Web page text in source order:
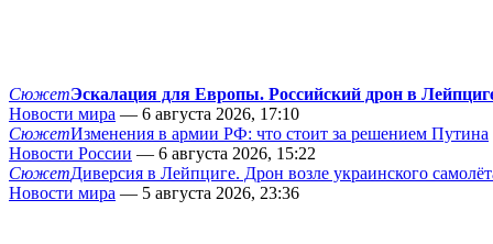
СюжетЭскалация для Европы. Российский дрон в
Новости мира — 6 августа 2026, 17:10
СюжетИзменения в армии РФ: что стоит за решением Путина
Новости России — 6 августа 2026, 15:22
СюжетДиверсия в Лейпциге. Дрон возле украинского
Новости мира — 5 августа 2026, 23:36